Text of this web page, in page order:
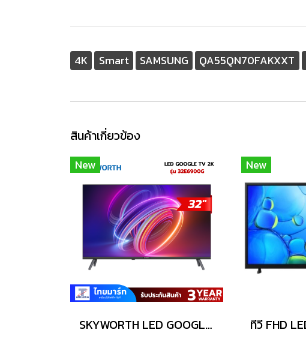
4K Smart SAMSUNG QA55QN70FAKXXT
สินค้าเกี่ยวข้อง
New
SKYWORTH LED GOOGLE TV 32 นิว รุ่น 32E6900G
New